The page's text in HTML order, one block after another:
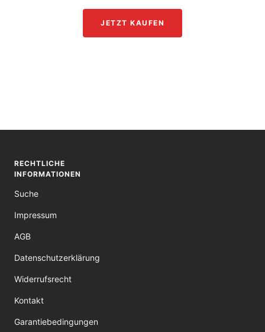
JETZT KAUFEN
RECHTLICHE
INFORMATIONEN
Suche
Impressum
AGB
Datenschutzerklärung
Widerrufsrecht
Kontakt
Garantiebedingungen